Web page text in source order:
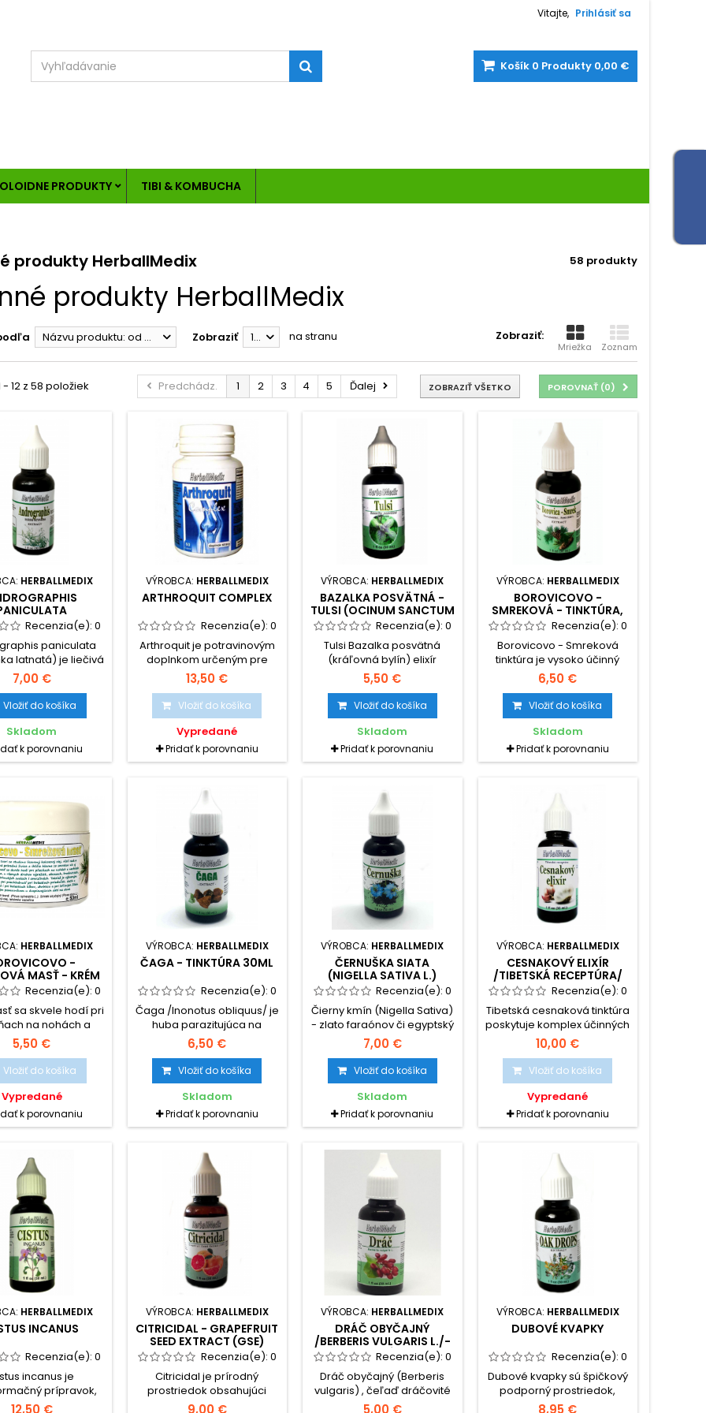
Vitajte, Prihlásiť sa
Košík 0 Produkty 0,00 €
PRODUKTY TIBI & KOMBUCHA
produkty HerballMedix 58 produkty
produkty HerballMedix
Zobraziť:
Mriežka Zoznam
Názvu produktu: od A po Z Zobraziť 12 na stranu
POROVNAŤ (0)
Predchádz. 1 2 3 4 5 Ďalej ZOBRAZIŤ VŠETKO
- 12 z 58 položiek
HERBALLMEDIX
Recenzia(e):0
paniculata
latnatá) je liečivá
ktorá sa v tradičnej
medicíne používala
pred objavom
pri liečbe
ochorení.
7,00 €
Vložiť do košíka
Skladom
k porovnaniu
VÝROBCA: HERBALLMEDIX
ARTHROQUIT COMPLEX
Recenzia(e): 0
Arthroquit je potravinovým
doplnkom určeným pre
podporu kĺbov. Pomáha
proti bolesti kĺbov, napráva
funkčnosť a zlepšuje
celkovú stabilitu. Potláča
pocit stuhnutosti a prispieva
k normálnej tvorbe
spojivových tkanív. Pomáha
ochrane kĺbov, ale i väzov,
svalov a šliach. Glukosamín
a chondroitín sú základné
stavebné prvky kĺbových...
13,50 €
Vložiť do košíka
Vypredané
Pridať k porovnaniu
VÝROBCA: HERBALLMEDIX
BAZALKA POSVÄTNÁ -
TULSI (OCINUM SANCTUM
L.)
Recenzia(e):0
Tulsi Bazalka posvätná
(kráľovná bylín) elixír
zdravia je jednou z
najposvätnejších a
najobľúbenejších bylín
medzi mnohými hojivými a
liečivými bylinami
Orientu.Tulsi, ktorá je
uznávaná ako všeobecný
života", je už po dlhý čas
tradične používaná pre
liečbu širokého spektra
porúch vrátane chorôb.
5,50 €
Vložiť do košíka
Skladom
Pridať k porovnaniu
VÝROBCA: HERBALLMEDIX
BOROVICOVO -
SMREKOVÁ - TINKTÚRA,
KVAPKY 30 ML
Recenzia(e): 0
Borovicovo - Smreková
tinktúra je vysoko účinný
bylinný výťažok vyrobený z
pupeňov, pukov a mladých
výhonkov rastlín. Na
vnútorné užitie je vhodná vo
forme tinktúry z mladých
výhonkov – pupeňov. Táto
regeneruje kosti, chrupavky,
najmä u starších osôb, u
osteoporózy.
6,50 €
Vložiť do košíka
Skladom
Pridať k porovnaniu
HERBALLMEDIX
-
MASŤ - KRÉM
50ML
Recenzia(e):0
sa skvele hodí pri
na nohách a
reumatizme, dne,
druhov výražiek,
bradaviciach,
natrhnutých
i omrzlinách. Taktiež
pomocníkom
pri
kĺbov, chrbtice a
žilách. Je
pomocníkom u...
5,50 €
Vložiť do košíka
Vypredané
k porovnaniu
VÝROBCA: HERBALLMEDIX
ČAGA - TINKTÚRA 30ML
Recenzia(e): 0
Čaga /Inonotus obliquus/ je
huba parazitujúca na
kmeňoch briez, ktorá
známa pre svoje jedinečné
liečivé účinky. Rastie najmä
na Sibíri, kde významnou
mierou prispieva ku zdraviu
obyvateľstva.
6,50 €
Vložiť do košíka
Skladom
Pridať k porovnaniu
VÝROBCA: HERBALLMEDIX
ČERNUŠKA SIATA
(NIGELLA SATIVA L.)
Recenzia(e):0
Čierny kmín (Nigella Sativa)
- zlato faraónov či egyptský
čierny kmín. Semienka
černuchy sú používané už
viac ako 2 000 rokov.
Posilňujú obranyschopnosť
organizmu tým, že aktivujú
syntézu bielych krviniek a
majú priame
dezinfekčné účinky.
7,00 €
Vložiť do košíka
Skladom
Pridať k porovnaniu
VÝROBCA: HERBALLMEDIX
CESNAKOVÝ ELIXÍR
/TIBETSKÁ RECEPTÚRA/
Recenzia(e): 0
Tibetská cesnaková tinktúra
poskytuje komplex účinných
látok pre posilnenie
imunitného systému proti
plesniam ,vírusom a
baktériám. Organizmus sa
očistí od prebytočného
tuku. Zlepší sa výmena látok
a krvné cievy sa stanú
10,00 €
Vložiť do košíka
Vypredané
Pridať k porovnaniu
HERBALLMEDIX
INCANUS
Recenzia(e):0
incanus je
prípravok,
ktorý obsahuje
12,50 €
VÝROBCA: HERBALLMEDIX
CITRICIDAL - GRAPEFRUIT
SEED EXTRACT (GSE)
Recenzia(e): 0
Citricidal je prírodný
prostriedok obsahujúci
výťažok získaný z jadierok
9,00 €
VÝROBCA: HERBALLMEDIX
DRÁČ OBYČAJNÝ
/BERBERIS VULGARIS L./-
TINKTÚRA
Recenzia(e):0
Dráč obyčajný (Berberis
vulgaris) , čeľaď dráčovité
(Berberidaceae). Prípravok
5,00 €
VÝROBCA: HERBALLMEDIX
DUBOVÉ KVAPKY
Recenzia(e): 0
Dubové kvapky sú špičkový
podporný prostriedok,
vhodný pri angíne,
8,95 €